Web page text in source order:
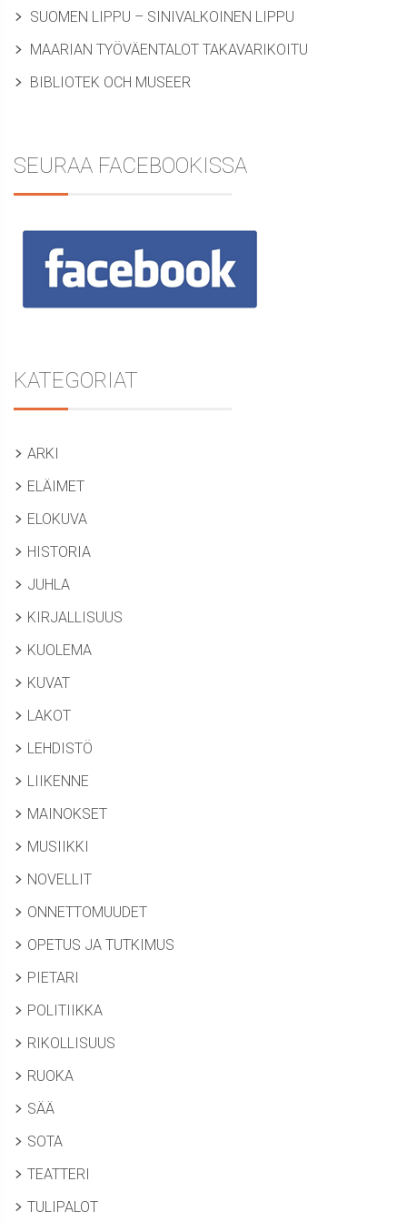
SUOMEN LIPPU – SINIVALKOINEN LIPPU
MAARIAN TYÖVÄENTALOT TAKAVARIKOITU
BIBLIOTEK OCH MUSEER
SEURAA FACEBOOKISSA
KATEGORIAT
ARKI
ELÄIMET
ELOKUVA
HISTORIA
JUHLA
KIRJALLISUUS
KUOLEMA
KUVAT
LAKOT
LEHDISTÖ
LIIKENNE
MAINOKSET
MUSIIKKI
NOVELLIT
ONNETTOMUUDET
OPETUS JA TUTKIMUS
PIETARI
POLITIIKKA
RIKOLLISUUS
RUOKA
SÄÄ
SOTA
TEATTERI
TULIPALOT